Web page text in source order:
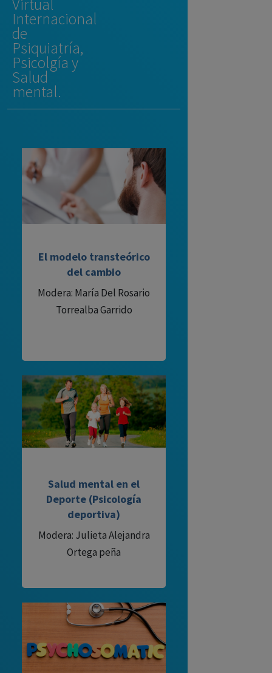
Virtual
Internacional
de
Psiquiatría,
Psicolgía y
Salud
mental.
El modelo transteórico
del cambio
Modera: María Del Rosario
Torrealba Garrido
Salud mental en el
Deporte (Psicología
deportiva)
Modera: Julieta Alejandra
Ortega peña